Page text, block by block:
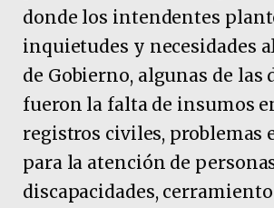
donde los intendentes
inquietudes y necesidades
de Gobierno, algunas de las
fueron la falta de insumos
registros civiles, problemas
para la atención de
discapacidades,